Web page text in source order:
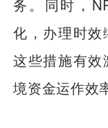
务。同时，
化，办理时效
这些措施有效
境资金运作效